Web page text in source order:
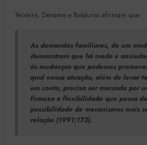
Teixeira, Dename e Balduino afirmam que:
As demandas familiares, de um
demonstram que há medo e
às mudanças que podemos
qual nossa atuação, além de levar
em conta, precisa ser marcada por
firmeza e flexibilidade que possa
possibilidade de mecanismos mais
relação (1991:173).